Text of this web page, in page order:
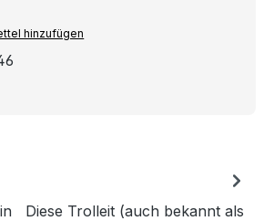
hinzufügen
Diese Trolleit (auch bekannt als